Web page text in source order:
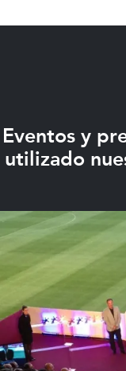
Eventos y
utilizado